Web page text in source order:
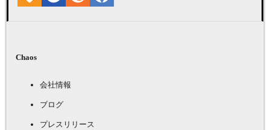
Chaos
会社情報
ブログ
プレスリリース